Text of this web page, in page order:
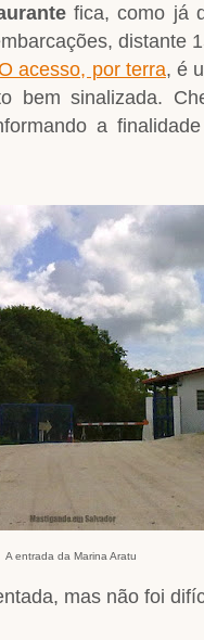
fica, como já
distante
acesso, por terra, é
bem sinalizada.
a
A entrada da Marina Aratu
mas não foi